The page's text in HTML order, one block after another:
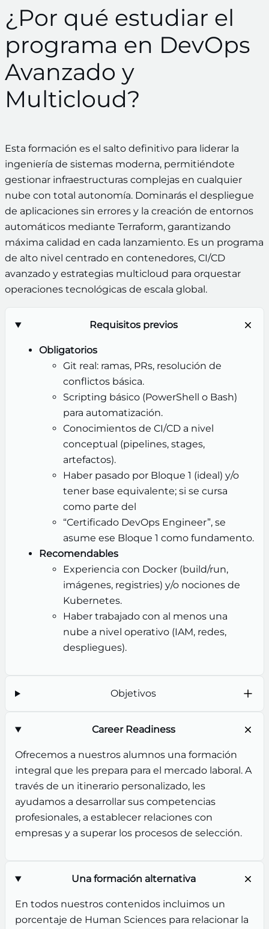
¿Por qué estudiar el
programa en DevOps
Avanzado y
Multicloud?
Esta formación es el salto definitivo para liderar la
ingeniería de sistemas moderna, permitiéndote
gestionar infraestructuras complejas en cualquier
nube con total autonomía. Dominarás el despliegue
de aplicaciones sin errores y la creación de entornos
automáticos mediante Terraform, garantizando
máxima calidad en cada lanzamiento. Es un programa
de alto nivel centrado en contenedores, CI/CD
avanzado y estrategias multicloud para orquestar
operaciones tecnológicas de escala global.
Requisitos previos
Obligatorios
Git real: ramas, PRs, resolución de
conflictos básica.
Scripting básico (PowerShell o Bash)
para automatización.
Conocimientos de CI/CD a nivel
conceptual (pipelines, stages,
artefactos).
Haber pasado por Bloque 1 (ideal) y/o
tener base equivalente; si se cursa
como parte del
“Certificado DevOps Engineer”, se
asume ese Bloque 1 como fundamento.
Recomendables
Experiencia con Docker (build/run,
imágenes, registries) y/o nociones de
Kubernetes.
Haber trabajado con al menos una
nube a nivel operativo (IAM, redes,
despliegues).
Objetivos
Career Readiness
Ofrecemos a nuestros alumnos una formación
integral que les prepara para el mercado laboral. A
través de un itinerario personalizado, les
ayudamos a desarrollar sus competencias
profesionales, a establecer relaciones con
empresas y a superar los procesos de selección.
Una formación alternativa
En todos nuestros contenidos incluimos un
porcentaje de Human Sciences para relacionar la